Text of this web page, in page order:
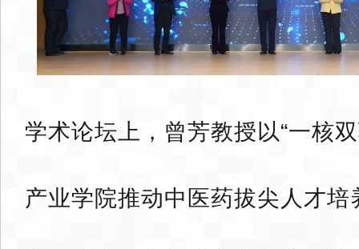
学术论坛上，曾芳教授以“一核
产业学院推动中医药拔尖人才培